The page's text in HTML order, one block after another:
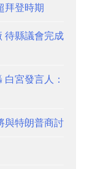
拜登時期
待縣議會完成
宮發言人：
與特朗普商討